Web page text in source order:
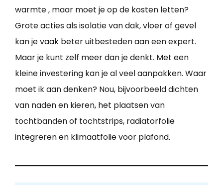
warmte , maar moet je op de kosten letten?
Grote acties als isolatie van dak, vloer of gevel
kan je vaak beter uitbesteden aan een expert.
Maar je kunt zelf meer dan je denkt. Met een
kleine investering kan je al veel aanpakken. Waar
moet ik aan denken? Nou, bijvoorbeeld dichten
van naden en kieren, het plaatsen van
tochtbanden of tochtstrips, radiatorfolie
integreren en klimaatfolie voor plafond.